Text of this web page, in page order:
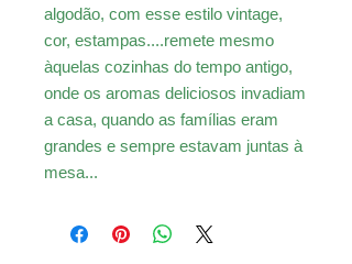
algodão, com esse estilo vintage,
cor, estampas....remete mesmo
àquelas cozinhas do tempo antigo,
onde os aromas deliciosos invadiam
a casa, quando as famílias eram
grandes e sempre estavam juntas à
mesa...